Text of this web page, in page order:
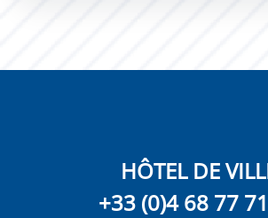
HÔTEL DE
+33 (0)4 68 77